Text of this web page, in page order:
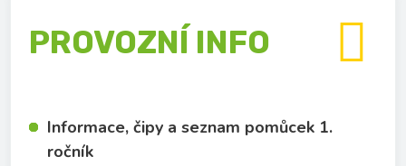
PROVOZNÍ INFO
Informace, čipy a seznam pomůcek 1.
ročník
